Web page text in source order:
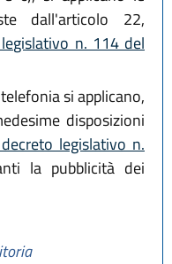
dall'articolo 22,
n. 114 del
si applicano,
disposizioni
legislativo n.
la pubblicità dei